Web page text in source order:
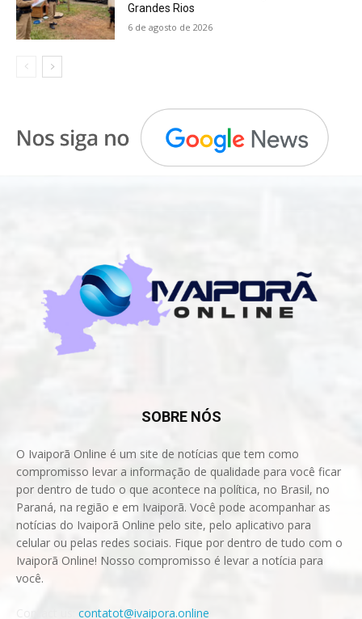
Grandes Rios
6 de agosto de 2026
SOBRE NÓS
O Ivaiporã Online é um site de notícias que tem como
compromisso levar a informação de qualidade para você ficar
por dentro de tudo o que acontece na política, no Brasil, no
Paraná, na região e em Ivaiporã. Você pode acompanhar as
notícias do Ivaiporã Online pelo site, pelo aplicativo para
celular ou pelas redes sociais. Fique por dentro de tudo com o
Ivaiporã Online! Nosso compromisso é levar a notícia para
você.
contatot@ivaipora.online